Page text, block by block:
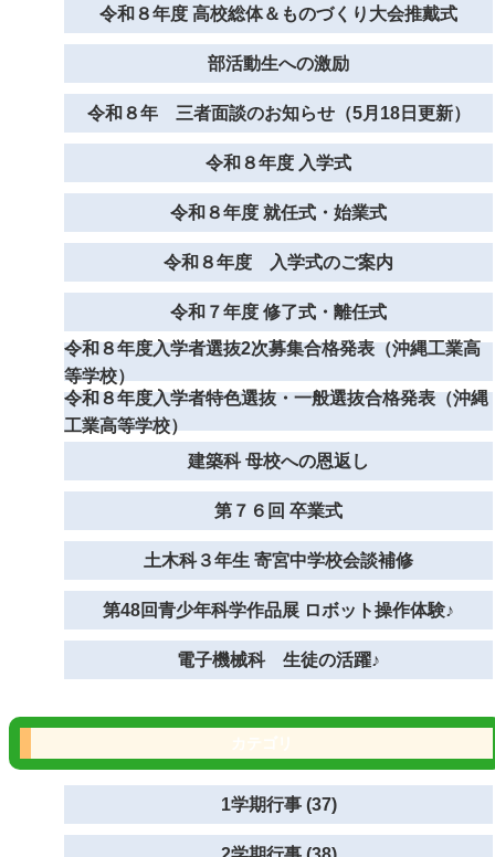
令和８年度 高校総体＆ものづくり大会推戴式
部活動生への激励
令和８年 三者面談のお知らせ（5月18日更新）
令和８年度 入学式
令和８年度 就任式・始業式
令和８年度 入学式のご案内
令和７年度 修了式・離任式
令和８年度入学者選抜2次募集合格発表（沖縄工業高
等学校）
令和８年度入学者特色選抜・一般選抜合格発表（沖縄
工業高等学校）
建築科 母校への恩返し
第７６回 卒業式
土木科３年生 寄宮中学校会談補修
第48回青少年科学作品展 ロボット操作体験♪
電子機械科 生徒の活躍♪
1学期行事 (37)